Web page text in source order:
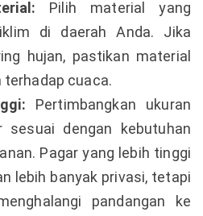
Pilih material yang
di daerah Anda. Jika
hujan, pastikan material
terhadap cuaca.
Pertimbangkan ukuran
sesuai dengan kebutuhan
Pagar yang lebih tinggi
lebih banyak privasi, tetapi
pandangan ke